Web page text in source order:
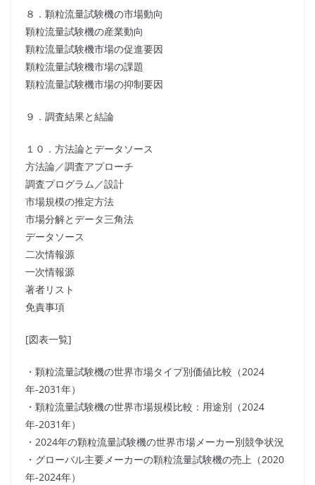
８．顆粒流量試験機の市場動向
顆粒流量試験機の産業動向
顆粒流量試験機市場の促進要因
顆粒流量試験機市場の課題
顆粒流量試験機市場の抑制要因
９．調査結果と結論
１０．方法論とデータソース
方法論／調査アプローチ
調査プログラム／設計
市場規模の推定方法
市場分解とデータ三角法
データソース
二次情報源
一次情報源
著者リスト
免責事項
[図表一覧]
・顆粒流量試験機の世界市場タイプ別価値比較（2024
年-2031年）
・顆粒流量試験機の世界市場規模比較：用途別（2024
年-2031年）
・2024年の顆粒流量試験機の世界市場メーカー別競争状況
・グローバル主要メーカーの顆粒流量試験機の売上（2020
年-2024年）